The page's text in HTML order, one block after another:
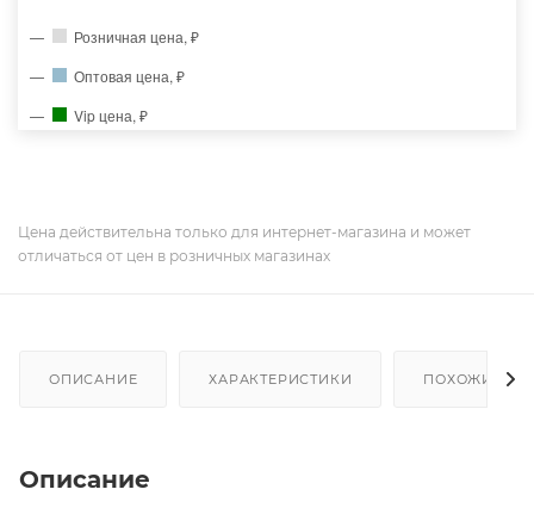
Розничная цена, ₽
Оптовая цена, ₽
Vip цена, ₽
Цена действительна только для интернет-магазина и может
отличаться от цен в розничных магазинах
ОПИСАНИЕ ХАРАКТЕРИСТИКИ ПОХОЖИЕ
Описание